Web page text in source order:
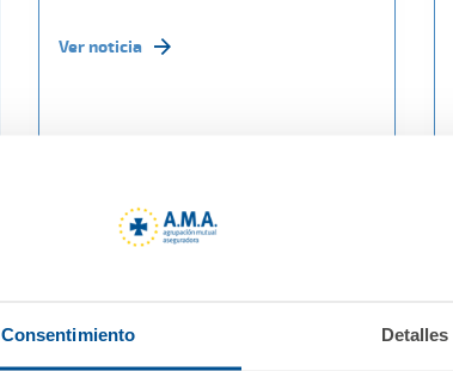
Consentimiento Detalles
Ver noticia